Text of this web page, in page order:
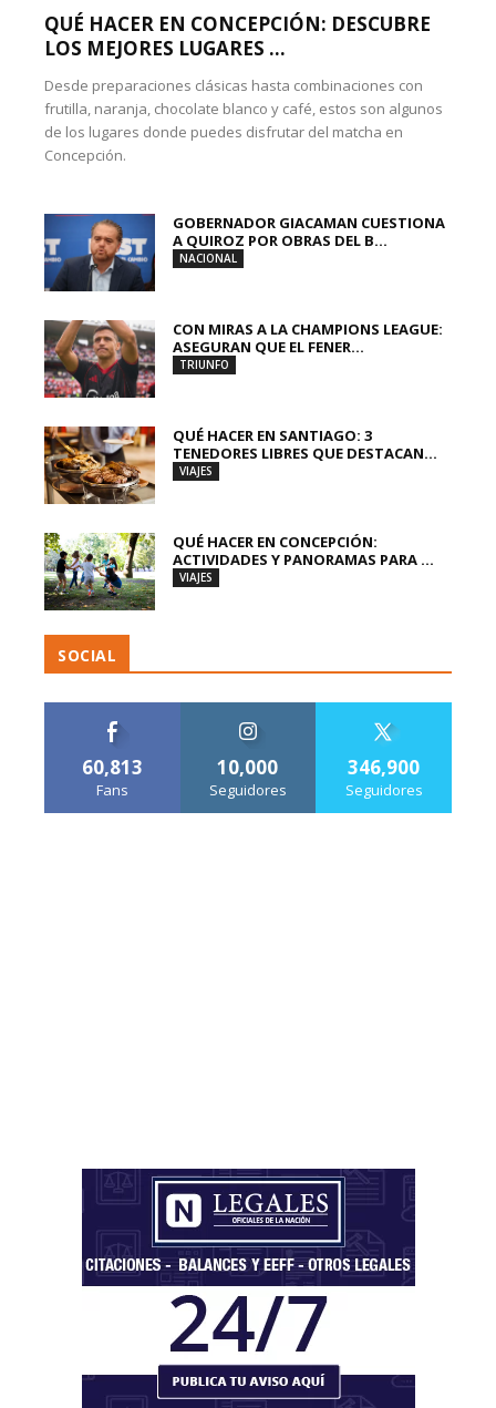
QUÉ HACER EN CONCEPCIÓN: DESCUBRE
LOS MEJORES LUGARES ...
Desde preparaciones clásicas hasta combinaciones con
frutilla, naranja, chocolate blanco y café, estos son algunos
de los lugares donde puedes disfrutar del matcha en
Concepción.
GOBERNADOR GIACAMAN CUESTIONA
A QUIROZ POR OBRAS DEL B...
NACIONAL
CON MIRAS A LA CHAMPIONS LEAGUE:
ASEGURAN QUE EL FENER...
TRIUNFO
QUÉ HACER EN SANTIAGO: 3
TENEDORES LIBRES QUE DESTACAN...
VIAJES
QUÉ HACER EN CONCEPCIÓN:
ACTIVIDADES Y PANORAMAS PARA ...
VIAJES
SOCIAL
60,813
Fans
10,000
Seguidores
346,900
Seguidores